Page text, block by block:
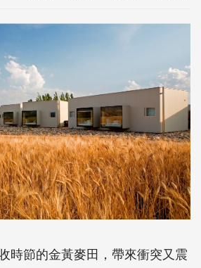
時節的金黃麥田，帶來衝突又震